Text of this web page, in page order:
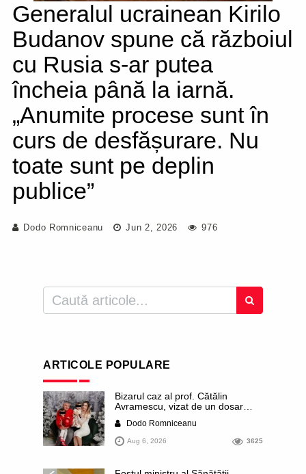
Generalul ucrainean Kirilo
Budanov spune că războiul
cu Rusia s-ar putea
încheia până la iarnă.
„Anumite procese sunt în
curs de desfășurare. Nu
toate sunt pe deplin
publice”
Dodo Romniceanu Jun 2, 2026 976
ARTICOLE POPULARE
Bizarul caz al prof. Cătălin
Avramescu, vizat de un dosar
infantilă”. Miroase a execuție
stalinistă. Cea mai imundă parte a
presei publică inclusiv documente
dezvăluite date ultra-personale
Dodo Romniceanu
Aug 6, 2026 3625